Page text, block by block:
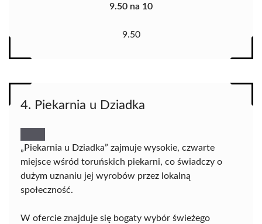
9.50 na 10
9.50
4. Piekarnia u Dziadka
„Piekarnia u Dziadka” zajmuje wysokie, czwarte
miejsce wśród toruńskich piekarni, co świadczy o
dużym uznaniu jej wyrobów przez lokalną
społeczność.
W ofercie znajduje się bogaty wybór świeżego